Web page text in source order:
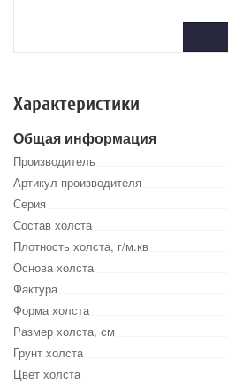
Характеристики
Общая информация
Производитель
Артикул производителя
Серия
Состав холста
Плотность холста, г/м.кв
Основа холста
Фактура
Форма холста
Размер холста, см
Грунт холста
Цвет холста